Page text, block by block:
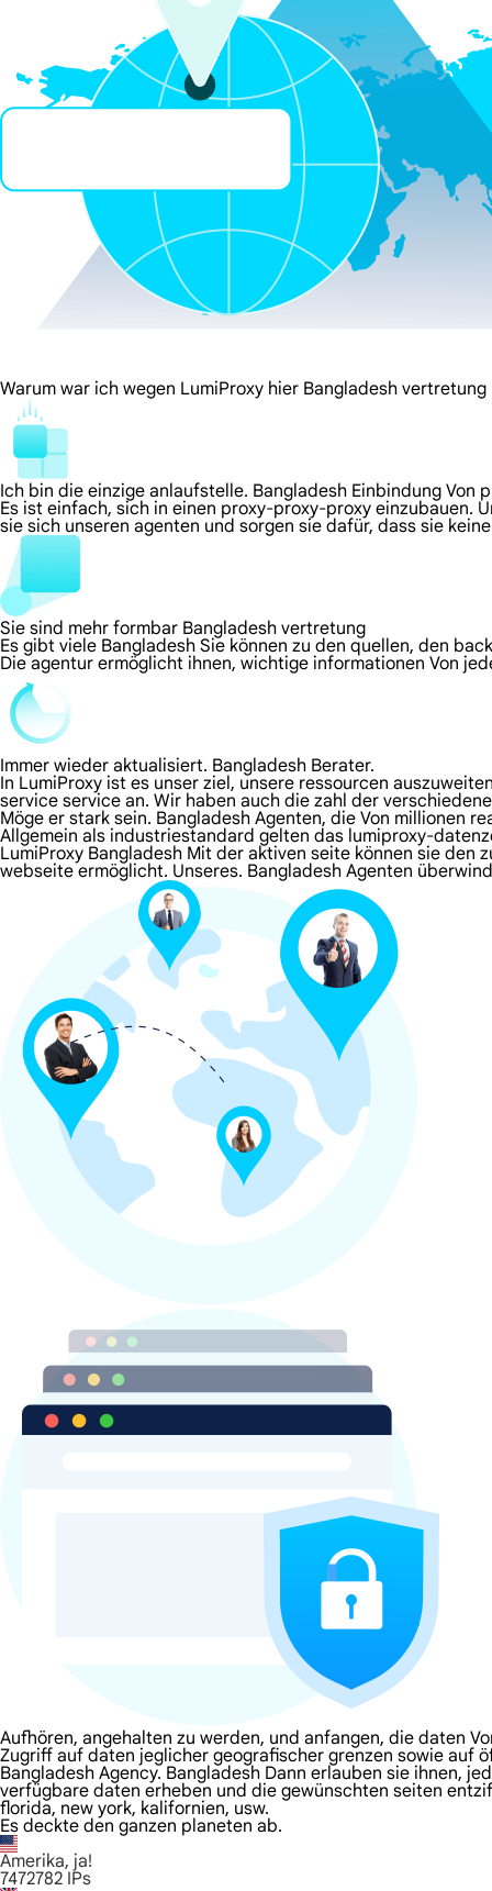
Warum war ich wegen LumiProxy hier Bangladesh vertretung
Ich bin die einzige anlaufstelle. Bangladesh Einbindung Von
Es ist einfach, sich in einen proxy-proxy-proxy einzubauen.
sie sich unseren agenten und sorgen sie dafür, dass sie
Sie sind mehr formbar Bangladesh vertretung
Es gibt viele Bangladesh Sie können zu den quellen, den
Die agentur ermöglicht ihnen, wichtige informationen Von
Immer wieder aktualisiert. Bangladesh Berater.
In LumiProxy ist es unser ziel, unsere ressourcen
service service an. Wir haben auch die zahl der
Möge er stark sein. Bangladesh Agenten, die Von millionen
Allgemein als industriestandard gelten das lumiproxy-
LumiProxy Bangladesh Mit der aktiven seite können sie
webseite ermöglicht. Unseres. Bangladesh Agenten
Aufhören, angehalten zu werden, und anfangen, die daten
Zugriff auf daten jeglicher geografischer grenzen sowie auf
Bangladesh Agency. Bangladesh Dann erlauben sie ihnen,
verfügbare daten erheben und die gewünschten seiten
florida, new york, kalifornien, usw.
Es deckte den ganzen planeten ab.
Amerika, ja!
7472782 IPs